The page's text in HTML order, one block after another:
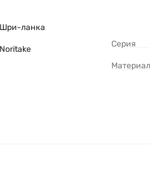
Шри-ланка
Noritake
Серия
Материал